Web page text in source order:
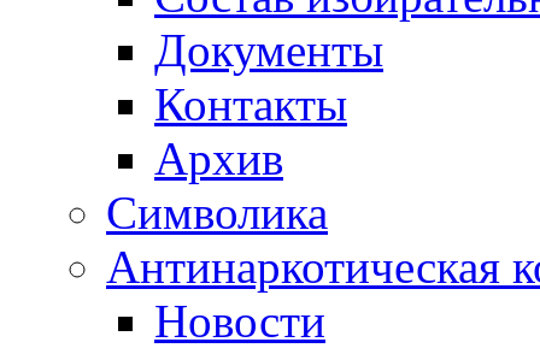
Документы
Контакты
Архив
Символика
Антинаркотическая
Новости